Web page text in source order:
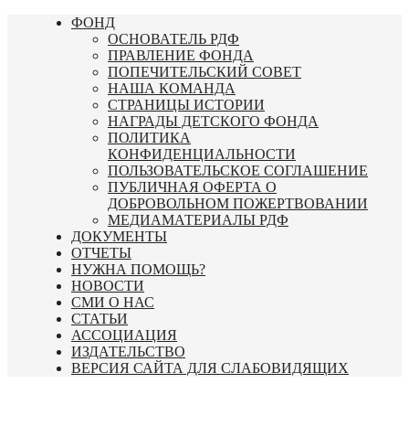
Перейти
ФОНД
ОСНОВАТЕЛЬ РДФ
ПРАВЛЕНИЕ ФОНДА
ПОПЕЧИТЕЛЬСКИЙ СОВЕТ
НАША КОМАНДА
СТРАНИЦЫ ИСТОРИИ
НАГРАДЫ ДЕТСКОГО ФОНДА
ПОЛИТИКА
КОНФИДЕНЦИАЛЬНОСТИ
ПОЛЬЗОВАТЕЛЬСКОЕ СОГЛАШЕНИЕ
ПУБЛИЧНАЯ ОФЕРТА О
ДОБРОВОЛЬНОМ ПОЖЕРТВОВАНИИ
МЕДИАМАТЕРИАЛЫ РДФ
ДОКУМЕНТЫ
ОТЧЕТЫ
НУЖНА ПОМОЩЬ?
НОВОСТИ
СМИ О НАС
СТАТЬИ
АССОЦИАЦИЯ
ИЗДАТЕЛЬСТВО
ВЕРСИЯ САЙТА ДЛЯ СЛАБОВИДЯЩИХ